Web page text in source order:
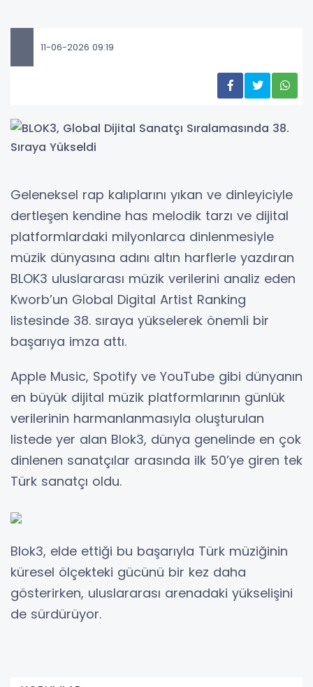
11-06-2026 09:19
Geleneksel rap kalıplarını yıkan ve dinleyiciyle
dertleşen kendine has melodik tarzı ve dijital
platformlardaki milyonlarca dinlenmesiyle
müzik dünyasına adını altın harflerle yazdıran
BLOK3 uluslararası müzik verilerini analiz eden
Kworb’un Global Digital Artist Ranking
listesinde 38. sıraya yükselerek önemli bir
başarıya imza attı.
Apple Music, Spotify ve YouTube gibi dünyanın
en büyük dijital müzik platformlarının günlük
verilerinin harmanlanmasıyla oluşturulan
listede yer alan Blok3, dünya genelinde en çok
dinlenen sanatçılar arasında ilk 50’ye giren tek
Türk sanatçı oldu.
Blok3, elde ettiği bu başarıyla Türk müziğinin
küresel ölçekteki gücünü bir kez daha
gösterirken, uluslararası arenadaki yükselişini
de sürdürüyor.